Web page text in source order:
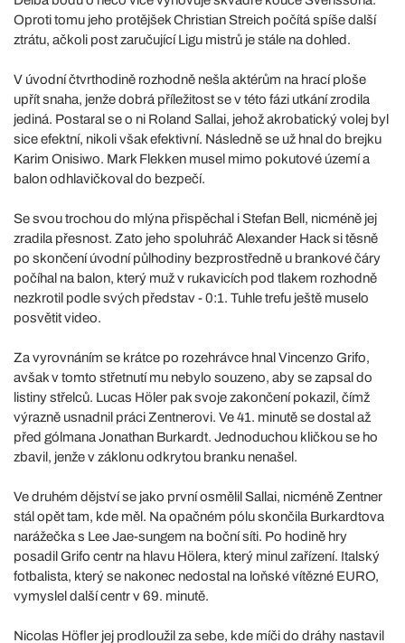
Oproti tomu jeho protějšek Christian Streich počítá spíše další
ztrátu, ačkoli post zaručující Ligu mistrů je stále na dohled.
V úvodní čtvrthodině rozhodně nešla aktérům na hrací ploše
upřít snaha, jenže dobrá příležitost se v této fázi utkání zrodila
jediná. Postaral se o ni Roland Sallai, jehož akrobatický volej byl
sice efektní, nikoli však efektivní. Následně se už hnal do brejku
Karim Onisiwo. Mark Flekken musel mimo pokutové území a
balon odhlavičkoval do bezpečí.
Se svou trochou do mlýna přispěchal i Stefan Bell, nicméně jej
zradila přesnost. Zato jeho spoluhráč Alexander Hack si těsně
po skončení úvodní půlhodiny bezprostředně u brankové čáry
počíhal na balon, který muž v rukavicích pod tlakem rozhodně
nezkrotil podle svých představ - 0:1. Tuhle trefu ještě muselo
posvětit video.
Za vyrovnáním se krátce po rozehrávce hnal Vincenzo Grifo,
avšak v tomto střetnutí mu nebylo souzeno, aby se zapsal do
listiny střelců. Lucas Höler pak svoje zakončení pokazil, čímž
výrazně usnadnil práci Zentnerovi. Ve 41. minutě se dostal až
před gólmana Jonathan Burkardt. Jednoduchou kličkou se ho
zbavil, jenže v záklonu odkrytou branku nenašel.
Ve druhém dějství se jako první osmělil Sallai, nicméně Zentner
stál opět tam, kde měl. Na opačném pólu skončila Burkardtova
narážečka s Lee Jae-sungem na boční síti. Po hodině hry
posadil Grifo centr na hlavu Hölera, který minul zařízení. Italský
fotbalista, který se nakonec nedostal na loňské vítězné EURO,
vymyslel další centr v 69. minutě.
Nicolas Höfler jej prodloužil za sebe, kde míči do dráhy nastavil